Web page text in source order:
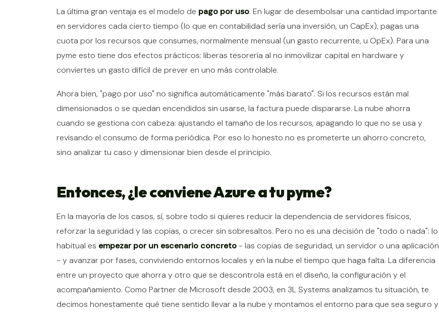
La última gran ventaja es el modelo de pago por uso. En lugar de desembolsar una cantidad importante
en servidores cada cierto tiempo (lo que en contabilidad sería una inversión, un CapEx), pagas una
cuota por los recursos que consumes, normalmente mensual (un gasto recurrente, u OpEx). Para una
pyme esto tiene dos efectos prácticos: liberas tesorería al no inmovilizar capital en hardware y
conviertes un gasto difícil de prever en uno más controlable.
Ahora bien, "pago por uso" no significa automáticamente "más barato". Si los recursos están mal
dimensionados o se quedan encendidos sin usarse, la factura puede dispararse. La nube ahorra
cuando se gestiona con cabeza: ajustando el tamaño de los recursos, apagando lo que no se usa y
revisando el consumo de forma periódica. Por eso lo honesto no es prometerte un ahorro concreto,
sino analizar tu caso y dimensionar bien desde el principio.
Entonces, ¿le conviene Azure a tu pyme?
En la mayoría de los casos, sí, sobre todo si quieres reducir la dependencia de servidores físicos,
reforzar la seguridad y las copias, o crecer sin sobresaltos. Pero no es una decisión de "todo o nada": lo
habitual es empezar por un escenario concreto- las copias de seguridad, un servidor o una aplicación
- y avanzar por fases, conviviendo entornos locales y en la nube el tiempo que haga falta. La diferencia
entre un proyecto que ahorra y otro que se descontrola está en el diseño, la configuración y el
acompañamiento. Como Partner de Microsoft desde 2003, en 3L Systems analizamos tu situación, te
decimos honestamente qué tiene sentido llevar a la nube y montamos el entorno para que sea seguro y